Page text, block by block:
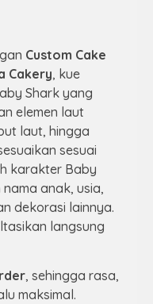
Custom Cake
Cakery, kue
Shark yang
elemen laut
laut, hingga
sesuai
karakter Baby
anak, usia,
dekorasi lainnya.
langsung
, sehingga rasa,
maksimal.